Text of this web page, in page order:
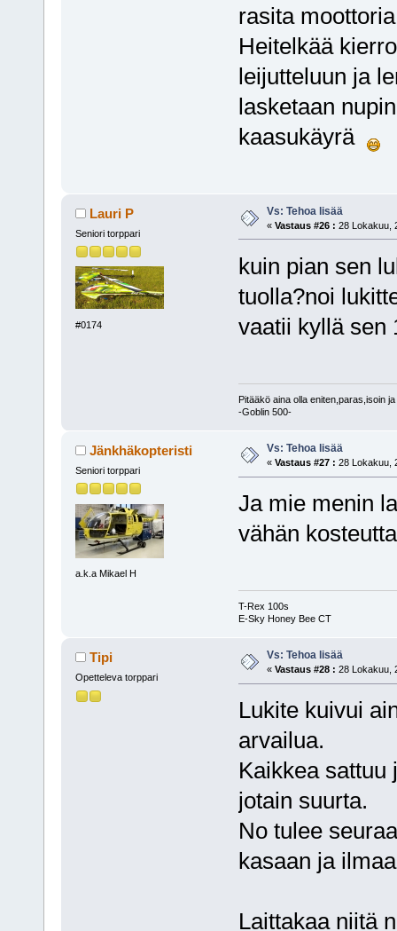
rasita
Heitelkää
leijutteluun ja
lasketaan
kaasukäyrä
Lauri P
Seniori torppari
#0174
Vs: Tehoa lisää
« Vastaus #26 : 28 Lokakuu,
kuin pian sen
tuolla?noi
vaatii kyllä sen
Pitääkö aina olla eniten,paras,isoin
-Goblin 500-
Jänkhäkopteristi
Seniori torppari
a.k.a Mikael H
Vs: Tehoa lisää
« Vastaus #27 : 28 Lokakuu,
Ja mie menin
vähän
T-Rex 100s
E-Sky Honey Bee CT
Tipi
Opetteleva torppari
Vs: Tehoa lisää
« Vastaus #28 : 28 Lokakuu,
Lukite kuivui
arvailua.
Kaikkea sattuu
jotain suurta.
No tulee
kasaan ja
Laittakaa niitä